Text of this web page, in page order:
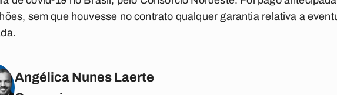
sem que houvesse no contrato qualquer garantia relativa a
Angélica Nunes Laerte